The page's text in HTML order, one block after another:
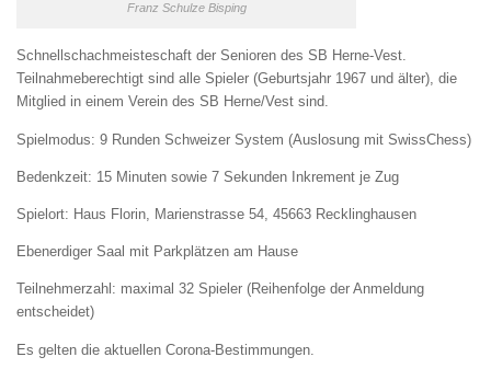
Franz Schulze Bisping
Schnellschachmeisteschaft der Senioren des SB Herne-Vest.
Teilnahmeberechtigt sind alle Spieler (Geburtsjahr 1967 und älter), die
Mitglied in einem Verein des SB Herne/Vest sind.
Spielmodus: 9 Runden Schweizer System (Auslosung mit SwissChess)
Bedenkzeit: 15 Minuten sowie 7 Sekunden Inkrement je Zug
Spielort: Haus Florin, Marienstrasse 54, 45663 Recklinghausen
Ebenerdiger Saal mit Parkplätzen am Hause
Teilnehmerzahl: maximal 32 Spieler (Reihenfolge der Anmeldung
entscheidet)
Es gelten die aktuellen Corona-Bestimmungen.